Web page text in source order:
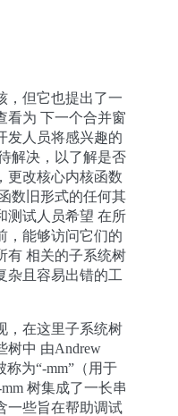
，但它也提出了一
看为 下一个合并窗
发人员将感兴趣的
解决，以了解是否
更改核心内核函数
数旧形式的任何其
测试人员希望 在所
，能够访问它们的
有 相关的子系统树
杂且容易出错的工
，在这里子系统树
树中 由Andrew
为“-mm”（用于
树集成了一长串
一些旨在帮助调试